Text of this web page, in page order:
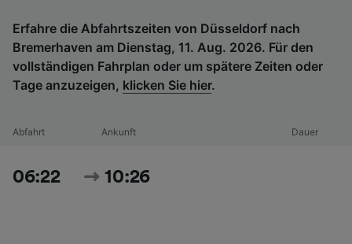
Erfahre die Abfahrtszeiten von Düsseldorf nach
Bremerhaven am Dienstag, 11. Aug. 2026. Für den
vollständigen Fahrplan oder um spätere Zeiten oder
Tage anzuzeigen, klicken Sie hier.
Abfahrt Ankunft Dauer
06:22 10:26